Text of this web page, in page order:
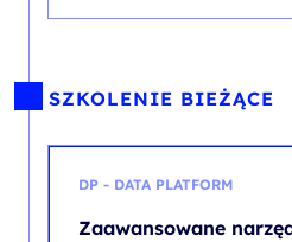
SZKOLENIE BIEŻĄCE
DP - DATA PLATFORM
Zaawansowane